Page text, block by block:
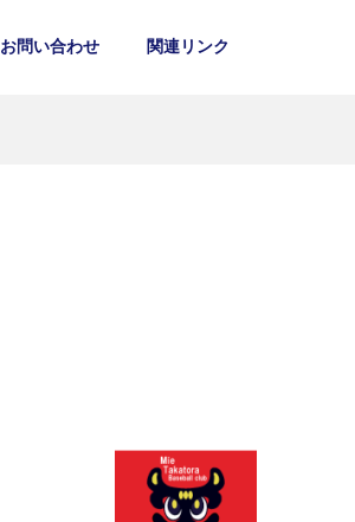
お問い合わせ 関連リンク